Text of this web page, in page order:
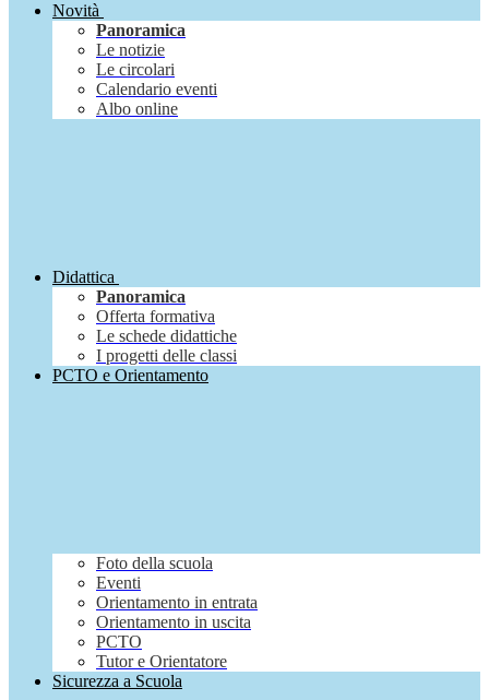
Novità
Panoramica
Le notizie
Le circolari
Calendario eventi
Albo online
Didattica
Panoramica
Offerta formativa
Le schede didattiche
I progetti delle classi
PCTO e Orientamento
Foto della scuola
Eventi
Orientamento in entrata
Orientamento in uscita
PCTO
Tutor e Orientatore
Sicurezza a Scuola